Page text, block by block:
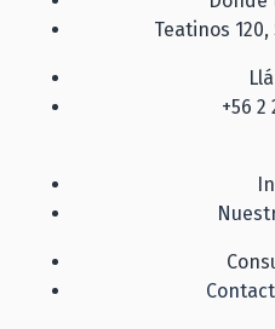
Teatinos
+56 2